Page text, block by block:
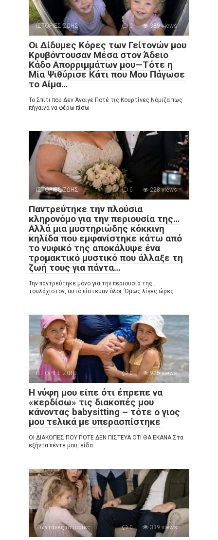
ΙΣΤΟΡΙΕΣ ΖΩΗΣ 0 389 views
Οι Δίδυμες Κόρες των Γείτονών μου
Κρυβόντουσαν Μέσα στον Άδειο
Κάδο Απορριμμάτων μου—Τότε η
Μία Ψιθύρισε Κάτι που Μου Πάγωσε
το Αίμα…
Το Σπίτι που Δεν Άνοιγε Ποτέ τις Κουρτίνες Νόμιζα πως
πήγαινα να φέρω πίσω
ΙΣΤΟΡΙΕΣ ΖΩΗΣ 0 228 views
Παντρεύτηκε την πλούσια
κληρονόμο για την περιουσία της…
Αλλά μια μυστηριώδης κόκκινη
κηλίδα που εμφανίστηκε κάτω από
το νυφικό της αποκάλυψε ένα
τρομακτικό μυστικό που άλλαξε τη
ζωή τους για πάντα…
Την παντρεύτηκε μόνο για την περιουσία της…
τουλάχιστον, αυτό πίστευαν όλοι. Όμως λίγες ώρες
ΙΣΤΟΡΙΕΣ ΖΩΗΣ 0 925 views
Η νύφη μου είπε ότι έπρεπε να
«κερδίσω» τις διακοπές μου
κάνοντας babysitting – τότε ο γιος
μου τελικά με υπερασπίστηκε
ΟΙ ΔΙΑΚΟΠΕΣ ΠΟΥ ΠΟΤΕ ΔΕΝ ΠΙΣΤΕΥΑ ΟΤΙ ΘΑ ΕΚΑΝΑ Στα
εξήντα πέντε μου, είδα
Ζωντανές ιστορίες 0 339 views